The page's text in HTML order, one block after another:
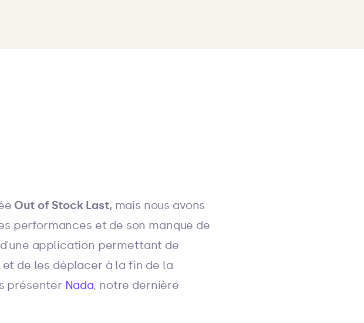
Out of Stock Last, mais nous avons
performances et de son manque de
application permettant de
de les déplacer à la fin de la
présenter Nada, notre dernière